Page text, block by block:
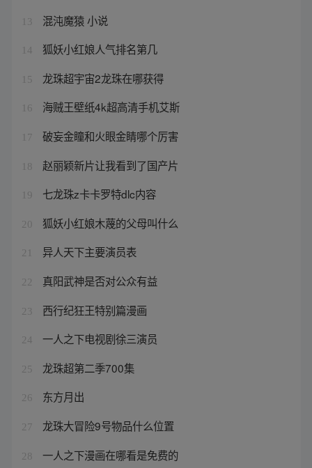
13 混沌魔猿 小说
14 狐妖小红娘人气排名第几
15 龙珠超宇宙2龙珠在哪获得
16 海贼王壁纸4k超高清手机艾斯
17 破妄金瞳和火眼金睛哪个厉害
18 赵丽颖新片让我看到了国产片
19 七龙珠z卡卡罗特dlc内容
20 狐妖小红娘木蔑的父母叫什么
21 异人天下主要演员表
22 真阳武神是否对公众有益
23 西行纪狂王特别篇漫画
24 一人之下电视剧徐三演员
25 龙珠超第二季700集
26 东方月出
27 龙珠大冒险9号物品什么位置
28 一人之下漫画在哪看是免费的